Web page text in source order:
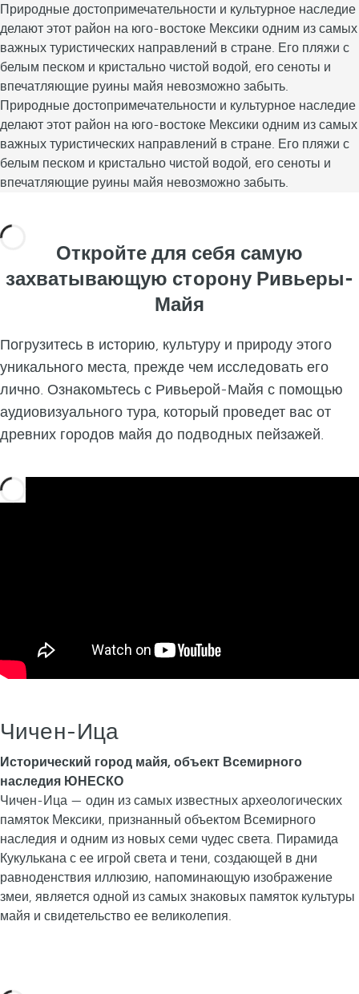
Природные достопримечательности и культурное наследие
делают этот район на юго-востоке Мексики одним из самых
важных туристических направлений в стране. Его пляжи с
белым песком и кристально чистой водой, его сеноты и
впечатляющие руины майя невозможно забыть.
Природные достопримечательности и культурное наследие
делают этот район на юго-востоке Мексики одним из самых
важных туристических направлений в стране. Его пляжи с
белым песком и кристально чистой водой, его сеноты и
впечатляющие руины майя невозможно забыть.
Откройте для себя самую
захватывающую сторону Ривьеры-
Майя
Погрузитесь в историю, культуру и природу этого
уникального места, прежде чем исследовать его
лично. Ознакомьтесь с Ривьерой-Майя с помощью
аудиовизуального тура, который проведет вас от
древних городов майя до подводных пейзажей.
Чичен-Ица
Исторический город майя, объект Всемирного
наследия ЮНЕСКО
Чичен-Ица — один из самых известных археологических
памяток Мексики, признанный объектом Всемирного
наследия и одним из новых семи чудес света. Пирамида
Кукулькана с ее игрой света и тени, создающей в дни
равноденствия иллюзию, напоминающую изображение
змеи, является одной из самых знаковых памяток культуры
майя и свидетельство ее великолепия.
К
у
л
ь
у
н
б
о
г
а
т
т
д
а
я
к
р
а
с
о
т
а